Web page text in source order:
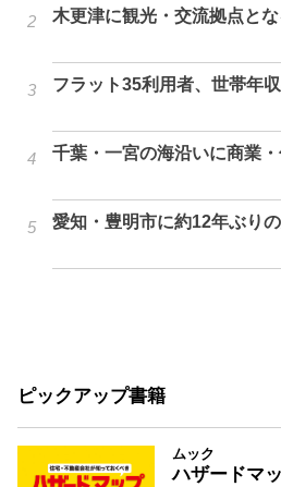
木更津に観光・交流拠点と
フラット35利用者、世帯年
千葉・一宮の海沿いに商業
愛知・豊明市に約12年ぶり
ピックアップ書籍
ムック
ハザードマ